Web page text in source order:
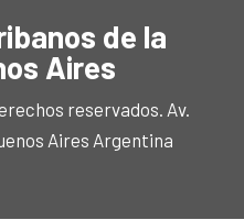
de la
Aires
reservados. Av.
Aires Argentina